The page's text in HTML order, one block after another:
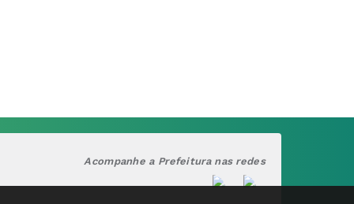
Acompanhe a Prefeitura nas redes